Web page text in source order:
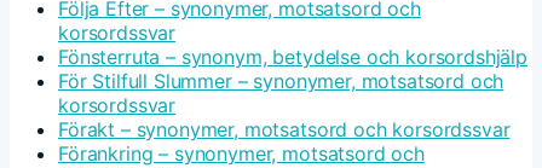
Följa Efter – synonymer, motsatsord och
korsordssvar
Fönsterruta – synonym, betydelse och korsordshjälp
För Stilfull Slummer – synonymer, motsatsord och
korsordssvar
Förakt – synonymer, motsatsord och korsordssvar
Förankring – synonymer, motsatsord och